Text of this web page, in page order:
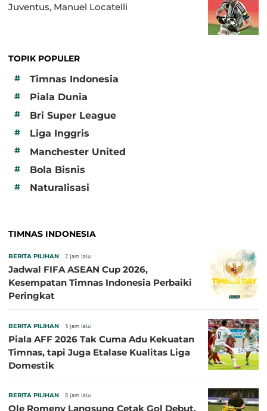
Juventus, Manuel Locatelli
TOPIK POPULER
#
Timnas Indonesia
# Piala Dunia
# Bri Super League
# Liga Inggris
# Manchester United
# Bola Bisnis
# Naturalisasi
TIMNAS INDONESIA
BERITA PILIHAN 2 jam lalu
Jadwal FIFA ASEAN Cup 2026,
Kesempatan Timnas Indonesia Perbaiki
Peringkat
BERITA PILIHAN 3 jam lalu
Piala AFF 2026 Tak Cuma Adu Kekuatan
Timnas, tapi Juga Etalase Kualitas Liga
Domestik
BERITA PILIHAN 8 jam lalu
Ole Romeny Langsung Cetak Gol Debut,